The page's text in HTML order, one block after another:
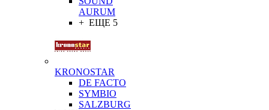
AURUM
+ ЕЩЕ 5
KRONOSTAR
DE FACTO
SYMBIO
SALZBURG